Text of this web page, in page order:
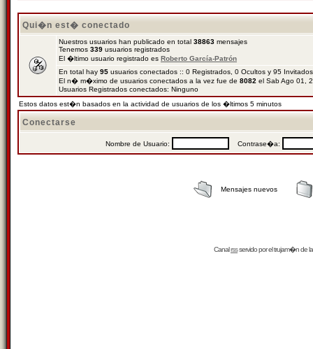
Qui�n est� conectado
Nuestros usuarios han publicado en total 38863 mensajes
Tenemos 339 usuarios registrados
El �ltimo usuario registrado es Roberto García-Patrón
En total hay 95 usuarios conectados :: 0 Registrados, 0 Ocultos y 95
El n� m�ximo de usuarios conectados a la vez fue de 8082 el Sab Ago 01,
Usuarios Registrados conectados: Ninguno
Estos datos est�n basados en la actividad de usuarios de los �ltimos 5 minutos
Conectarse
Nombre de Usuario: Contrase�a:
Mensajes nuevos
Canalrssservido por eltrujam�nde